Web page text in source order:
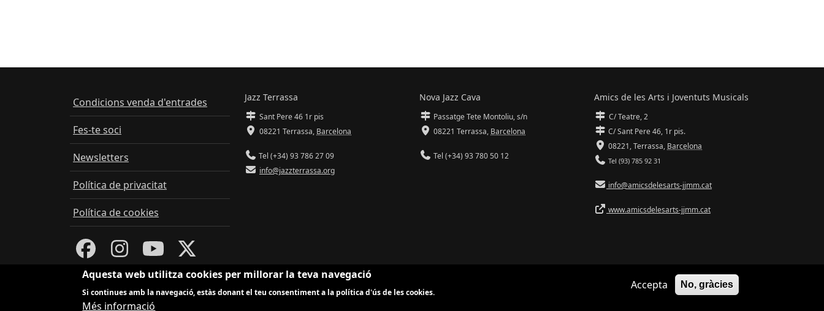
Condicions venda d'entrades
Fes-te soci
Newsletters
Política de privacitat
Política de cookies
Jazz Terrassa
Sant Pere 46 1r pis
08221 Terrassa, Barcelona
Tel (+34) 93 786 27 09
info@jazzterrassa.org
Nova Jazz Cava
Passatge Tete Montoliu, s/n
08221 Terrassa, Barcelona
Tel (+34) 93 780 50 12
Amics de les Arts i Joventuts Musicals
C/ Teatre, 2
C/ Sant Pere 46, 1r pis.
08221,Terrassa, Barcelona
Tel (93) 785 92 31
info@amicsdelesarts-jjmm.cat
www.amicsdelesarts-jjmm.cat
Drupal perCommunia | Hosting d'
Aquesta web utilitza cookies per millorar la teva navegació
Si continues amb la navegació, estàs donant el teu consentiment a la política d'ús de les cookies.
Més informació
Accepta No, gràcies